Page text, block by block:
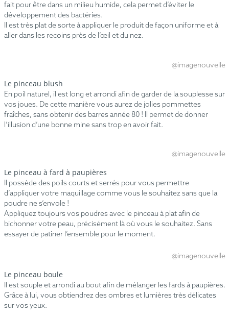
fait pour être dans un milieu humide, cela permet d’éviter le
développement des bactéries.
Il est très plat de sorte à appliquer le produit de façon uniforme et à
aller dans les recoins près de l’œil et du nez.
@imagenouvelle
Le pinceau blush
En poil naturel, il est long et arrondi afin de garder de la souplesse sur
vos joues. De cette manière vous aurez de jolies pommettes
fraîches, sans obtenir des barres année 80 ! Il permet de donner
l’illusion d’une bonne mine sans trop en avoir fait.
@imagenouvelle
Le pinceau à fard à paupières
Il possède des poils courts et serrés pour vous permettre
d’appliquer votre maquillage comme vous le souhaitez sans que la
poudre ne s’envole !
Appliquez toujours vos poudres avec le pinceau à plat afin de
bichonner votre peau, précisément là où vous le souhaitez. Sans
essayer de patiner l’ensemble pour le moment.
@imagenouvelle
Le pinceau boule
Il est souple et arrondi au bout afin de mélanger les fards à paupières.
Grâce à lui, vous obtiendrez des ombres et lumières très délicates
sur vos yeux.